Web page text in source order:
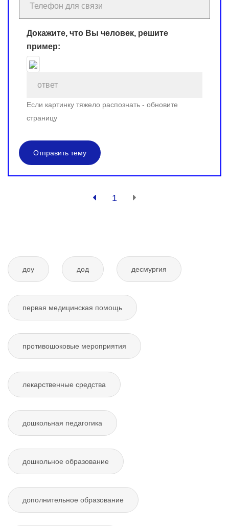
Докажите, что Вы человек, решите
пример:
Если картинку тяжело распознать - обновите
страницу
Отправить тему
1
доу дод десмургия
первая медицинская помощь
противошоковые мероприятия
лекарственные средства
дошкольная педагогика
дошкольное образование
дополнительное образование